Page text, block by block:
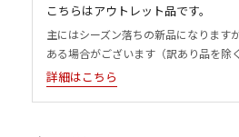
こちらはアウトレット品です。
主にはシーズン落ちの新品になります
ある場合がございます（訳あり品を除く
詳細はこちら